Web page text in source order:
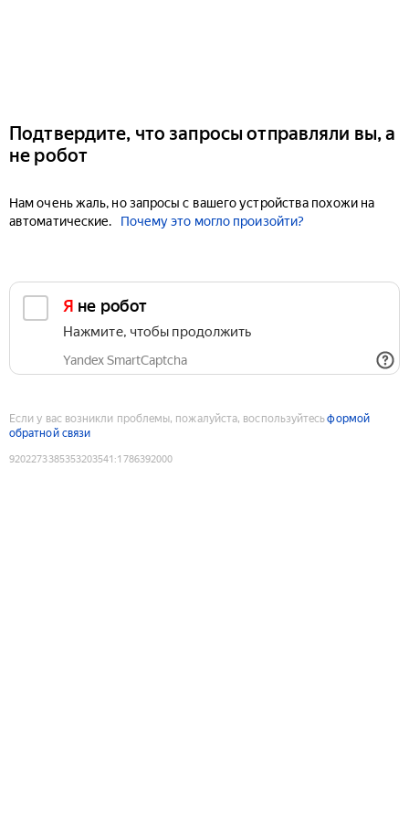
Подтвердите, что запросы отправляли вы, а
не робот
Нам очень жаль, но запросы с вашего устройства похожи на
автоматические.
Почему это могло произойти?
Я не робот
Нажмите, чтобы продолжить
Yandex SmartCaptcha
Если у вас возникли проблемы, пожалуйста, воспользуйтесьформой
обратной связи
9202273385353203541 :1786392000